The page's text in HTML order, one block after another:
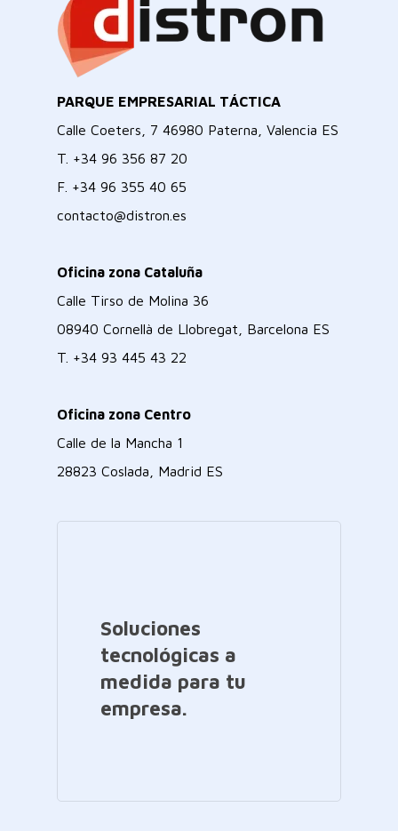
PARQUE EMPRESARIAL TÁCTICA
Calle Coeters, 7 46980 Paterna, Valencia ES
T. +34 96 356 87 20
F. +34 96 355 40 65
contacto@distron.es
Oficina zona Cataluña
Calle Tirso de Molina 36
08940 Cornellà de Llobregat, Barcelona ES
T. +34 93 445 43 22
Oficina zona Centro
Calle de la Mancha 1
28823 Coslada, Madrid ES
Soluciones
tecnológicas a
medida para tu
empresa.